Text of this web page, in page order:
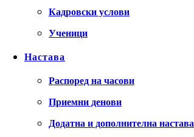
Кадровски услови
Ученици
Настава
Распоред на часови
Приемни денови
Додатна и дополнителна настава